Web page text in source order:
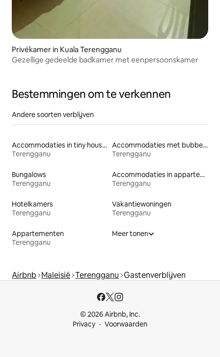
Privékamer in Kuala Terengganu
Gezellige gedeelde badkamer met eenpersoonskamer
Bestemmingen om te verkennen
Andere soorten verblijven
Accommodaties in tiny houses
Terengganu
Accommodaties met bubbelbad
Terengganu
Bungalows
Terengganu
Accommodaties in appartementen met diensten
Terengganu
Hotelkamers
Terengganu
Vakantiewoningen
Terengganu
Appartementen
Terengganu
Meer tonen
Airbnb Maleisië Terengganu Gastenverblijven
© 2026 Airbnb, Inc.
Privacy
Voorwaarden